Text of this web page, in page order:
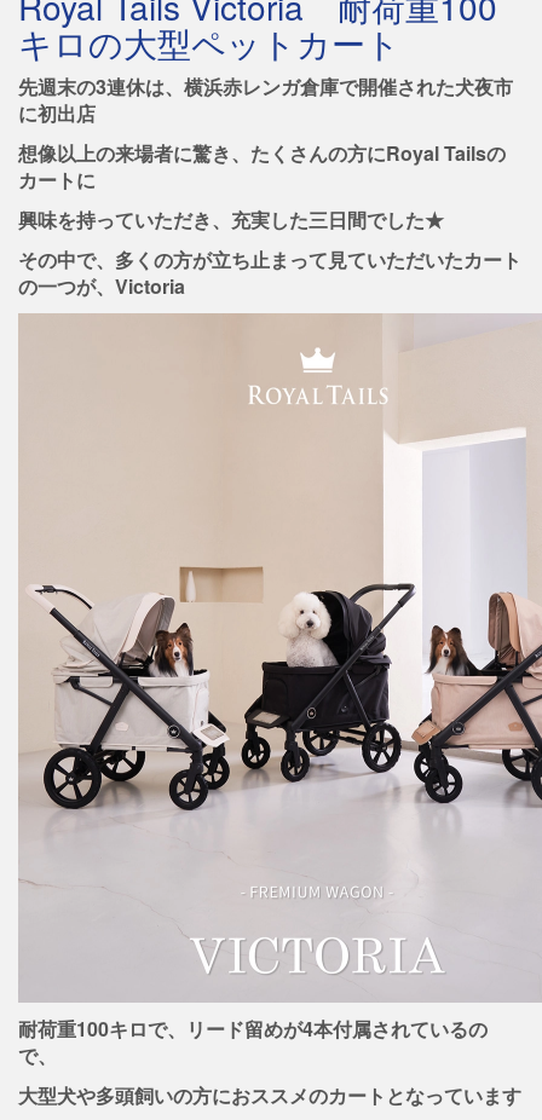
キロの大型ペットカート
先週末の3連休は、横浜赤レンガ倉庫で開催された犬夜市
に初出店
想像以上の来場者に驚き、たくさんの方にRoyal Tailsの
カートに
興味を持っていただき、充実した三日間でした★
その中で、多くの方が立ち止まって見ていただいたカート
の一つが、Victoria
耐荷重100キロで、リード留めが4本付属されているの
で、
大型犬や多頭飼いの方におススメのカートとなっています